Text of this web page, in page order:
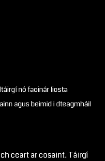
nó faoinár liosta
agus beimid i dteagmháil
ceart ar cosaint. Táirgí